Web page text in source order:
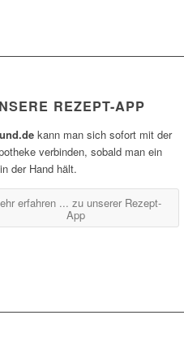
REZEPT-APP
kann man sich sofort mit der
verbinden, sobald man ein
der Hand hält.
erfahren ... zu unserer Rezept-
App